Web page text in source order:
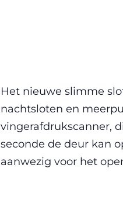
Het nieuwe slimme
nachtsloten en
vingerafdrukscanner,
seconde de deur kan
aanwezig voor het